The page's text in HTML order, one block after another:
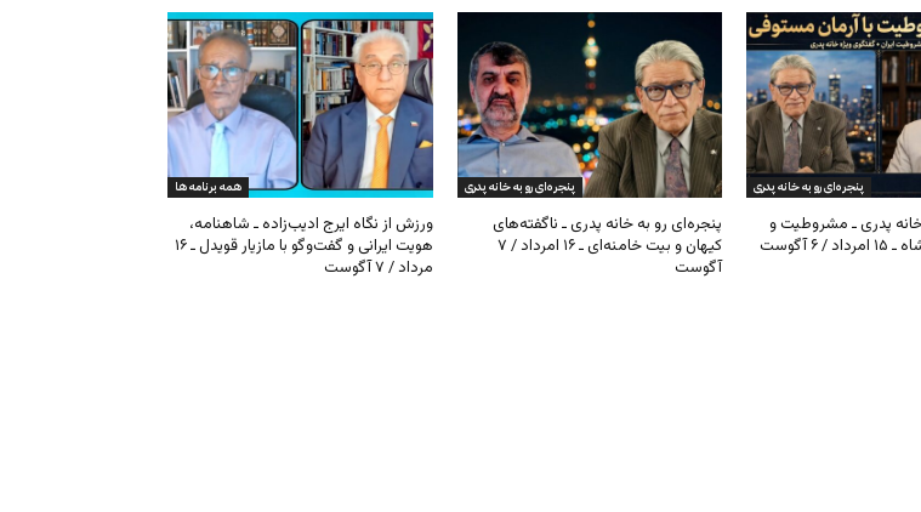
همه برنامه ها
ورزش از نگاه ایرج ادیب‌زاده ـ شاهنامه،
هویت ایرانی و گفت‌وگو با مازیار قویدل ـ ۱۶
مرداد / ۷ آگوست
پنجره‌ای رو به خانه پدری
پنجره‌ای رو به خانه پدری ـ ناگفته‌های
کیهان و بیت خامنه‌ای ـ ۱۶ امرداد / ۷
آگوست
پنجره‌ای رو به خانه پدری
پدری ـ مشروطیت و
۶ آگوست